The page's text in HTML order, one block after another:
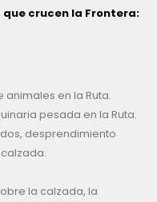
crucen la Frontera:
en la Ruta.
pesada en la Ruta.
desprendimiento
la calzada, la